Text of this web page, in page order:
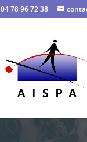
04 78 96 72 38